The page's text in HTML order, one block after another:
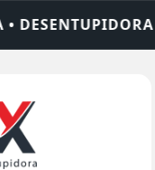
DE FOSSA • 24